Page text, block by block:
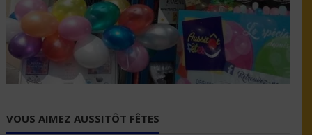
VOUS AIMEZ AUSSITÔT FÊTES